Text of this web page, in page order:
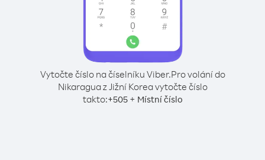
Vytočte číslo na číselníku Viber.Pro volání do
Nikaragua z Jižní Korea vytočte číslo
takto:+505+ Místní číslo